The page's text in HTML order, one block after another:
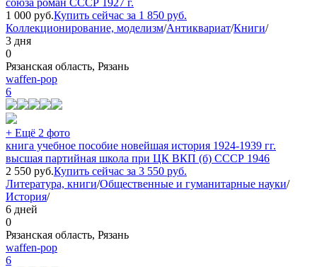
союза роман СССР 1927 г.
1 000 руб.Купить сейчас за 1 850 руб.
Коллекционирование, моделизм/Антиквариат/Книги/
3 дня
0
Рязанская область, Рязань
waffen-pop
6
+ Ещё 2 фото
книга учебное пособие новейшая история 1924-1939 гг.
высшая партийная школа при ЦК ВКП (б) СССР 1946
2 550 руб.Купить сейчас за 3 550 руб.
Литература, книги/Общественные и гуманитарные науки/
История/
6 дней
0
Рязанская область, Рязань
waffen-pop
6